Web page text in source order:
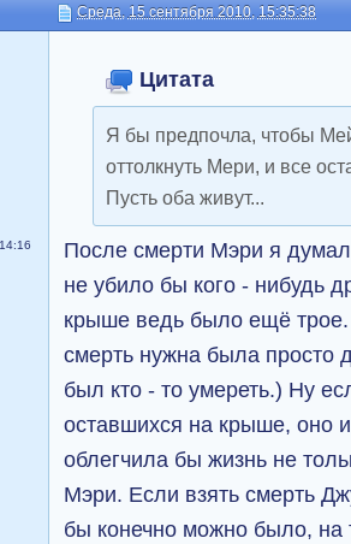
Среда, 15 сентября 2010, 15:35:38
Цитата
Я бы предпочла, чтобы
оттолкнуть Мери, и все
Пусть оба живут...
После смерти Мэри я
не убило бы кого - нибудь
крыше ведь было ещё
смерть нужна была просто
был кто - то умереть.) Ну
оставшихся на крыше, оно
облегчила бы жизнь не
Мэри. Если взять смерть
бы конечно можно было, на